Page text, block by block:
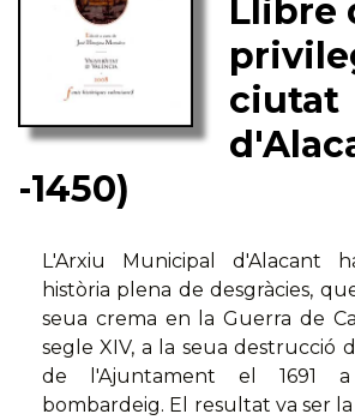
Llibre
ciutat
-1450)
L'Arxiu Municipal d'Alacant
història plena de desgràcies,
seua crema en la Guerra de
segle XIV, a la seua destrucció
de l'Ajuntament el 1691
bombardeig. El resultat va ser